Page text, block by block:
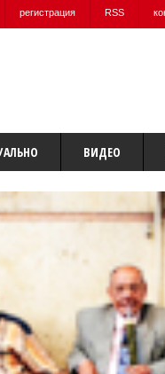
регистрация RSS
ВИДЕО